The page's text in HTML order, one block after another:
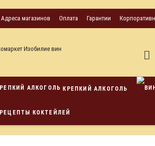
Адреса магазинов Оплата Гарантии
КРЕПКИЙ АЛКОГОЛЬ
РЕЦЕПТЫ КОКТЕЙЛЕЙ